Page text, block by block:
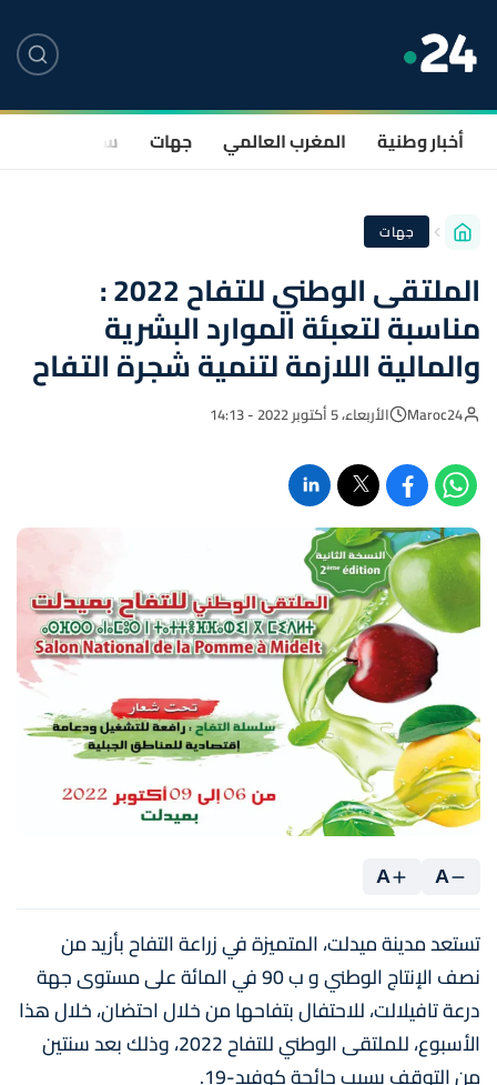
أخبار وطنية المغرب العالمي جهات سياسة
جهات
الملتقى الوطني للتفاح 2022 :
مناسبة لتعبئة الموارد البشرية
والمالية اللازمة لتنمية شجرة التفاح
Maroc24 الأربعاء، 5 أكتوبر 2022 - 14:13
A
A
تستعد مدينة ميدلت، المتميزة في زراعة التفاح بأزيد من
نصف الإنتاج الوطني و ب 90 في المائة على مستوى جهة
درعة تافيلالت، للاحتفال بتفاحها من خلال احتضان، خلال هذا
الأسبوع، للملتقى الوطني للتفاح 2022، وذلك بعد سنتين
من التوقف بسبب جائحة كوفيد-19.